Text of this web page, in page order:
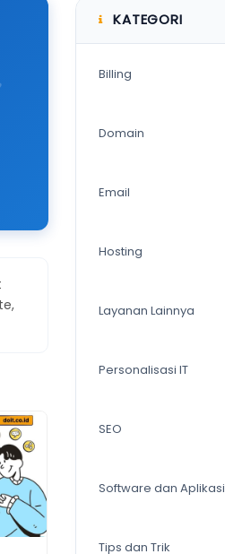
KATEGORI
Billing
Domain
Email
Hosting
Layanan Lainnya
Personalisasi IT
SEO
Software dan Aplikasi
Tips dan Trik